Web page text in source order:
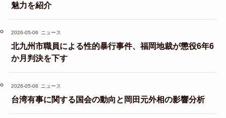
魅力を紹介
2026-05-06 ニュース
北九州市職員による性的暴行事件、福岡地裁が懲役6年6
か月判決を下す
2026-05-06 ニュース
台湾有事に関する国会の動向と岡田元外相の影響分析